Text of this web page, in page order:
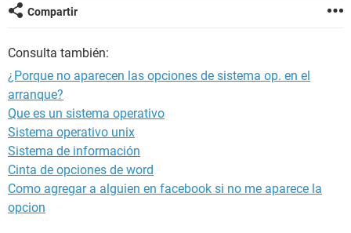
Compartir
Consulta también:
¿Porque no aparecen las opciones de sistema op. en el
arranque?
Que es un sistema operativo
Sistema operativo unix
Sistema de información
Cinta de opciones de word
Como agregar a alguien en facebook si no me aparece la
opcion